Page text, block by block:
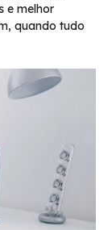
e melhor
quando tudo